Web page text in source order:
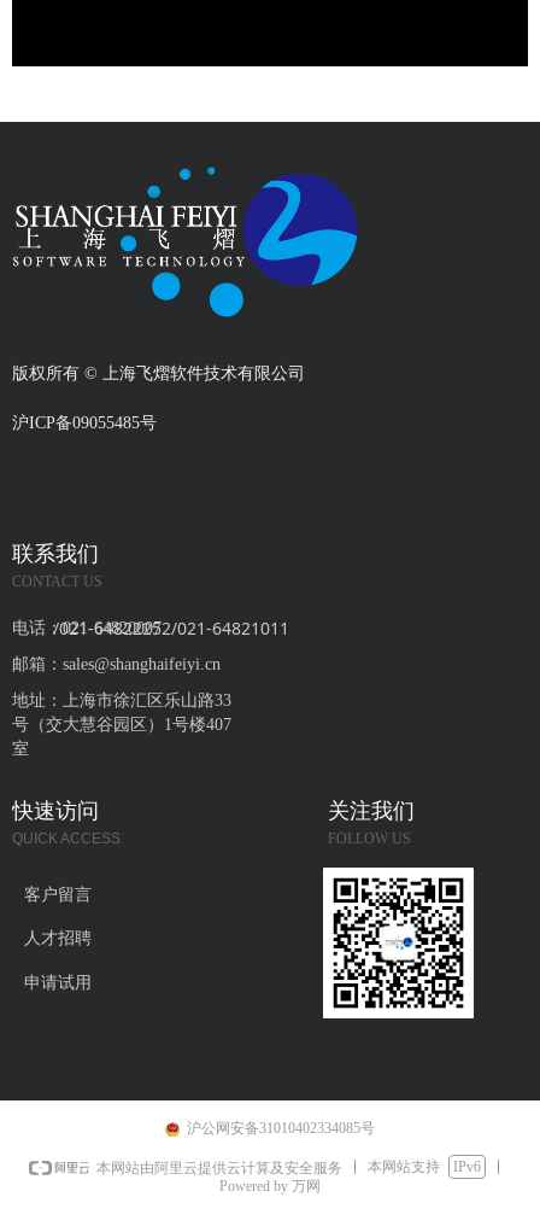
关注我们
FOLLOW US
客户留言
人才招聘
申请试用
快速访问
QUICK ACCESS
版权所有 © 上海飞熠软件技术有限公司
沪ICP备09055485号
联系我们
CONTACT US
电话：021-64820007
邮箱： sales@shanghaifeiyi.cn
地址： 上海市徐汇区乐山路33
号（交大慧谷园区）1号楼407
室
/021-64822252/021-64821011
沪公网安备31010402334085号
本网站由阿里云提供云计算及安全服务 本网站支持
IPv6
Powered by 万网